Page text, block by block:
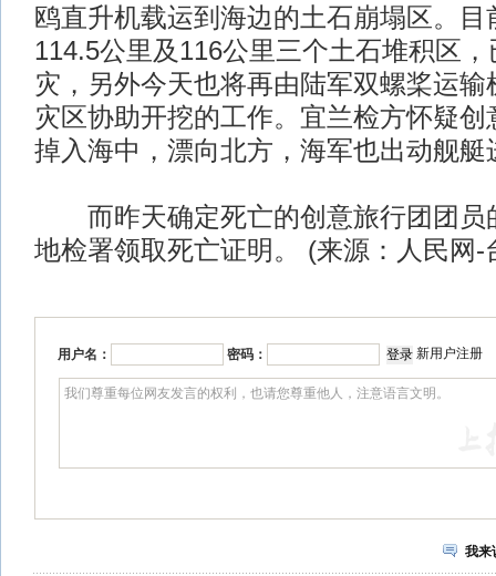
鸥直升机载运到海边的土石崩塌区。目
114.5公里及116公里三个土石堆积区
灾，另外今天也将再由陆军双螺桨运
灾区协助开挖的工作。宜兰检方怀疑
掉入海中，漂向北方，海军也出动舰艇
而昨天确定死亡的创意旅行团团员
地检署领取死亡证明。 (来源：人民网-
用户名： 密码： 新用户注册
我来